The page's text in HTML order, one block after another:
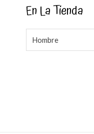
En La Tienda
Hombre